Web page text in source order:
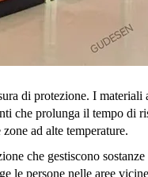
di protezione. I materiali
che prolunga il tempo di
ad alte temperature.
che gestiscono
le persone nelle aree